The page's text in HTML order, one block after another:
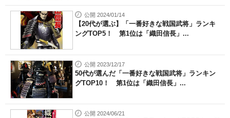
公開 2024/01/14
【20代が選ぶ】「一番好きな戦国武将」ランキ
ングTOP5！ 第1位は「織田信長」...
公開 2023/12/17
50代が選んだ「一番好きな戦国武将」ランキン
グTOP10！ 第1位は「織田信長」...
公開 2024/06/21